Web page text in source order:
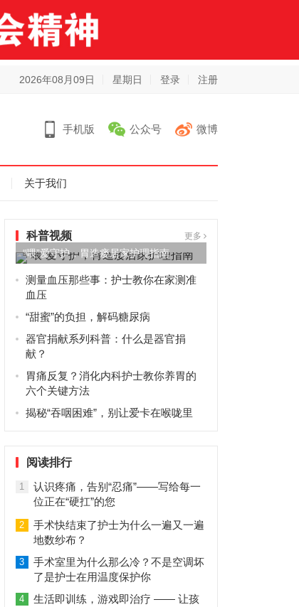
2026年08月09日 星期日 登录 注册
手机版 公众号 微博
关于我们
科普视频 更多
“喂”爱守护，胃造瘘居家护理指南
测量血压那些事：护士教你在家测准
血压
“甜蜜”的负担，解码糖尿病
器官捐献系列科普：什么是器官捐
献？
胃痛反复？消化内科护士教你养胃的
六个关键方法
揭秘“吞咽困难”，别让爱卡在喉咙里
阅读排行
1
认识疼痛，告别“忍痛”——写给每一
位正在“硬扛”的您
2
手术快结束了护士为什么一遍又一遍
地数纱布？
3
手术室里为什么那么冷？不是空调坏
了是护士在用温度保护你
4
生活即训练，游戏即治疗 —— 让孩